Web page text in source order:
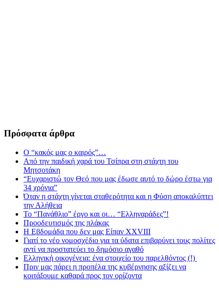
Πρόσφατα άρθρα
Ο “κακός μας ο καιρός”…
Από την παιδική χαρά του Τσίπρα στη στάχτη του
Μητσοτάκη
“Ευχαριστώ τον Θεό που μας έδωσε αυτό το δώρο έστω για
34 χρόνια”
Όταν η στάχτη γίνεται σταθερότητα και η Φύση αποκαλύπτει
την Αλήθεια
Το “Πανάθλιο” έργο και οι… “Ελληναράδες”!
Προοδευτισμός της πλάκας
Η Εβδομάδα που δεν μας Είπαν XXVIII
Γιατί το νέο νομοσχέδιο για τα ύδατα επιβαρύνει τους πολίτες
αντί να προστατεύει το δημόσιο αγαθό
Ελληνική οικογένεια: ένα στοιχείο του παρελθόντος (!)
Πριν μας πάρει η προπέλα της κυβέρνησης αξίζει να
κοιτάξουμε καθαρά προς τον ορίζοντα